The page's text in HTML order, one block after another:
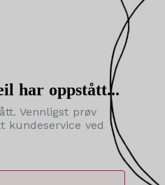
har oppstått...
Vennligst prøv
kundeservice ved